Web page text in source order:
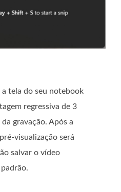
a tela do seu notebook
regressiva de 3
gravação. Após a
visualização será
salvar o vídeo